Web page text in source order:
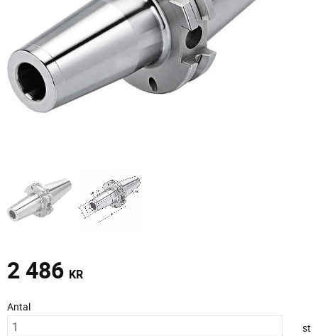
2 486 KR
Antal
st